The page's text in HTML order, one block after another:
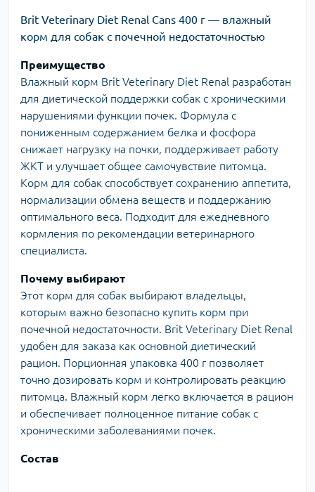
Brit Veterinary Diet Renal Cans 400 г — влажный
корм для собак с почечной недостаточностью
Преимущество
Влажный корм Brit Veterinary Diet Renal разработан
для диетической поддержки собак с хроническими
нарушениями функции почек. Формула с
пониженным содержанием белка и фосфора
снижает нагрузку на почки, поддерживает работу
ЖКТ и улучшает общее самочувствие питомца.
Корм для собак способствует сохранению аппетита,
нормализации обмена веществ и поддержанию
оптимального веса. Подходит для ежедневного
кормления по рекомендации ветеринарного
специалиста.
Почему выбирают
Этот корм для собак выбирают владельцы,
которым важно безопасно купить корм при
почечной недостаточности. Brit Veterinary Diet Renal
удобен для заказа как основной диетический
рацион. Порционная упаковка 400 г позволяет
точно дозировать корм и контролировать реакцию
питомца. Влажный корм легко включается в рацион
и обеспечивает полноценное питание собак с
хроническими заболеваниями почек.
Состав